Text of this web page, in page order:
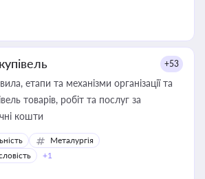
+53
етапи та механізми організації та
товарів, робіт та послуг за
кошти
Металургія
+1